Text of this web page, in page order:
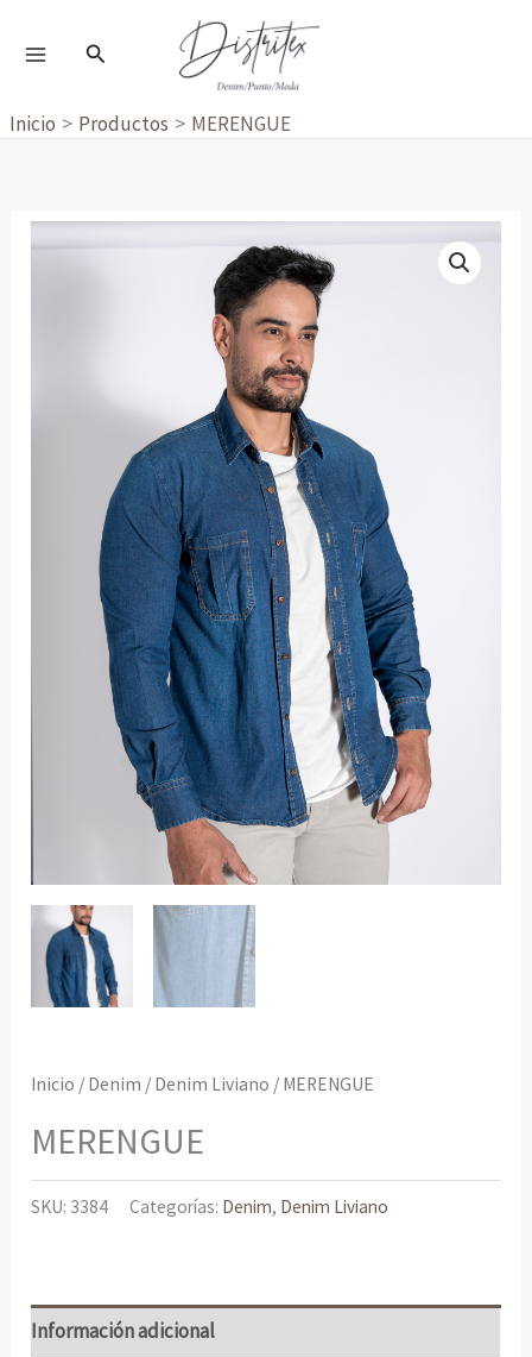
Buscar
Inicio Productos MERENGUE
Inicio / Denim / Denim Liviano / MERENGUE
MERENGUE
SKU: 3384 Categorías: Denim, Denim Liviano
Información adicional